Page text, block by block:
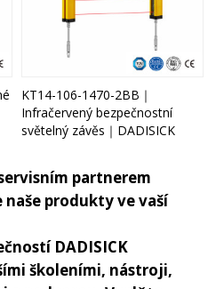
KT14-106-1470-2BB｜
Infračervený bezpečnostní
světelný závěs｜DADISICK
partnerem
naše produkty ve vaší
DADISICK
školeními, nástroji,